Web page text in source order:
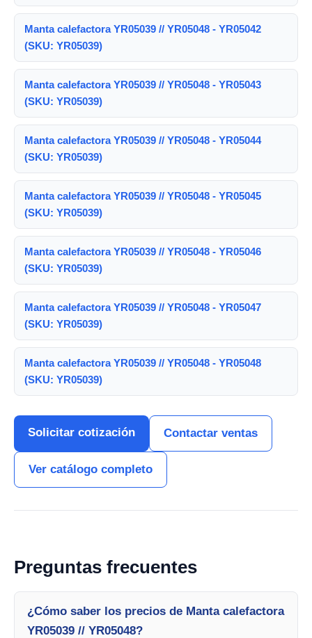
Manta calefactora YR05039 // YR05048 - YR05042
(SKU: YR05039)
Manta calefactora YR05039 // YR05048 - YR05043
(SKU: YR05039)
Manta calefactora YR05039 // YR05048 - YR05044
(SKU: YR05039)
Manta calefactora YR05039 // YR05048 - YR05045
(SKU: YR05039)
Manta calefactora YR05039 // YR05048 - YR05046
(SKU: YR05039)
Manta calefactora YR05039 // YR05048 - YR05047
(SKU: YR05039)
Manta calefactora YR05039 // YR05048 - YR05048
(SKU: YR05039)
Solicitar cotización Contactar ventas
Ver catálogo completo
Preguntas frecuentes
¿Cómo saber los precios de Manta calefactora
YR05039 // YR05048?